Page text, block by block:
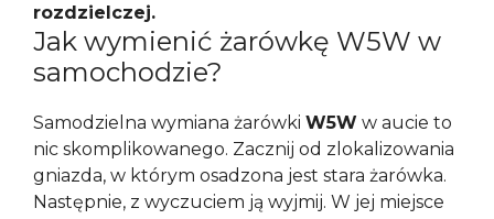
rozdzielczej.
Jak wymienić żarówkę W5W w
samochodzie?
Samodzielna wymiana żarówki W5W w aucie to
nic skomplikowanego. Zacznij od zlokalizowania
gniazda, w którym osadzona jest stara żarówka.
Następnie, z wyczuciem ją wyjmij. W jej miejsce